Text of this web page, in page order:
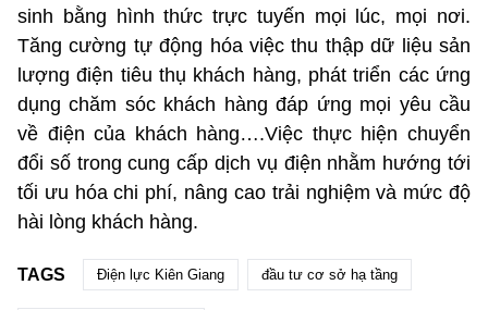
sinh bằng hình thức trực tuyến mọi lúc, mọi nơi.
Tăng cường tự động hóa việc thu thập dữ liệu sản
lượng điện tiêu thụ khách hàng, phát triển các ứng
dụng chăm sóc khách hàng đáp ứng mọi yêu cầu
về điện của khách hàng….Việc thực hiện chuyển
đổi số trong cung cấp dịch vụ điện nhằm hướng tới
tối ưu hóa chi phí, nâng cao trải nghiệm và mức độ
hài lòng khách hàng.
TAGS Điện lực Kiên Giang đầu tư cơ sở hạ tầng